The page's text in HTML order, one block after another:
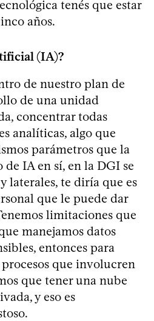
tenés que estar
años.
(IA)?
de nuestro plan de
de una unidad
concentrar todas
analíticas, algo que
parámetros que la
IA en sí, en la DGI se
laterales, te diría que es
que le puede dar
limitaciones que
manejamos datos
entonces para
que involucren
que tener una nube
y eso es